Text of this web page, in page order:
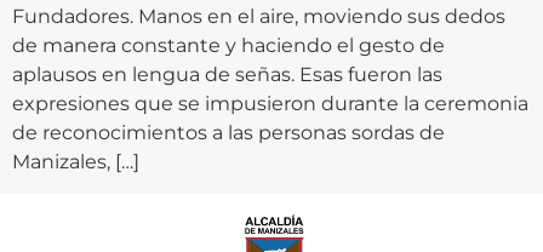
Fundadores. Manos en el aire, moviendo sus dedos
de manera constante y haciendo el gesto de
aplausos en lengua de señas. Esas fueron las
expresiones que se impusieron durante la ceremonia
de reconocimientos a las personas sordas de
Manizales, […]